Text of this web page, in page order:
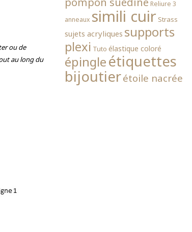
ou de
au long du
Reliure 3
anneaux simili cuir Strass
sujets acryliques supports
plexi Tuto élastique coloré
épingleétiquettes
bijoutierétoile nacrée